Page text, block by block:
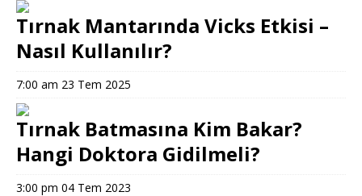
Tırnak Mantarında Vicks Etkisi –
Nasıl Kullanılır?
7:00 am 23 Tem 2025
Tırnak Batmasına Kim Bakar?
Hangi Doktora Gidilmeli?
3:00 pm 04 Tem 2023